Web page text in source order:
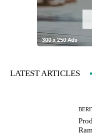
LATEST ARTICLES